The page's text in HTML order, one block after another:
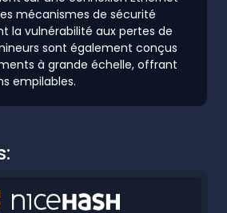
mécanismes de sécurité
la vulnérabilité aux pertes de
sont également conçus
à grande échelle, offrant
empilables.